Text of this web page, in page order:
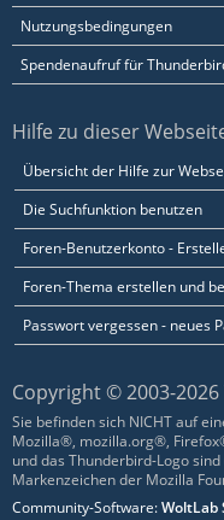
Nutzungsbedingungen
Spendenaufruf für
Hilfe zu dieser
Übersicht der Hilfe zur
Die Suchfunktion benutzen
Foren-Benutzerkonto -
Foren-Thema erstellen und
Passwort vergessen - neues
Copyright © 2003-
Sie befinden sich NICHT auf
Mozilla®, mozilla.org®,
und das Thunderbird-Logo
Markenzeichen der Mozilla
Community-Software:WoltLab